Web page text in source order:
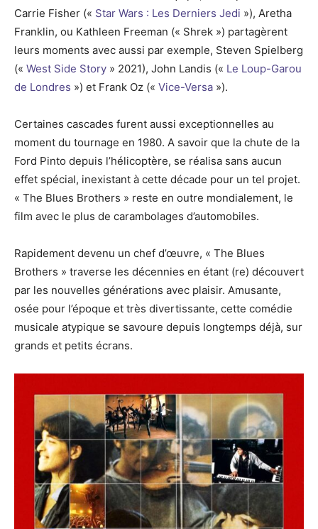
Carrie Fisher (« Star Wars : Les Derniers Jedi »), Aretha
Franklin, ou Kathleen Freeman (« Shrek ») partagèrent
leurs moments avec aussi par exemple, Steven Spielberg
(« West Side Story » 2021), John Landis (« Le Loup-Garou
de Londres ») et Frank Oz (« Vice-Versa »).
Certaines cascades furent aussi exceptionnelles au
moment du tournage en 1980. A savoir que la chute de la
Ford Pinto depuis l’hélicoptère, se réalisa sans aucun
effet spécial, inexistant à cette décade pour un tel projet.
« The Blues Brothers » reste en outre mondialement, le
film avec le plus de carambolages d’automobiles.
Rapidement devenu un chef d’œuvre, « The Blues
Brothers » traverse les décennies en étant (re) découvert
par les nouvelles générations avec plaisir. Amusante,
osée pour l’époque et très divertissante, cette comédie
musicale atypique se savoure depuis longtemps déjà, sur
grands et petits écrans.